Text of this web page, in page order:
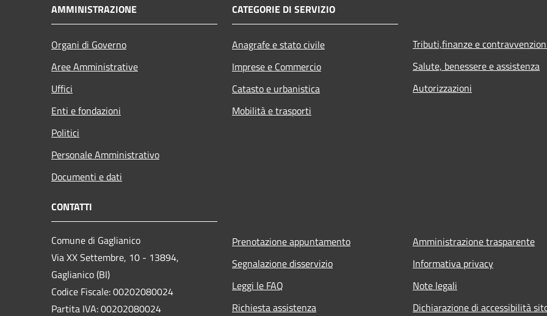
AMMINISTRAZIONE
Organi di Governo
Aree Amministrative
Uffici
Enti e fondazioni
Politici
Personale Amministrativo
Documenti e dati
CATEGORIE DI SERVIZIO
Anagrafe e stato civile
Imprese e Commercio
Catasto e urbanistica
Mobilità e trasporti
Tributi,finanze e
Salute, benessere e assistenza
Autorizzazioni
CONTATTI
Comune di Gaglianico
Via XX Settembre, 10 - 13894,
Gaglianico (BI)
Codice Fiscale: 00202080024
Partita IVA: 00202080024
Prenotazione appuntamento
Segnalazione disservizio
Leggi le FAQ
Richiesta assistenza
Amministrazione trasparente
Informativa privacy
Note legali
Dichiarazione di accessibilità